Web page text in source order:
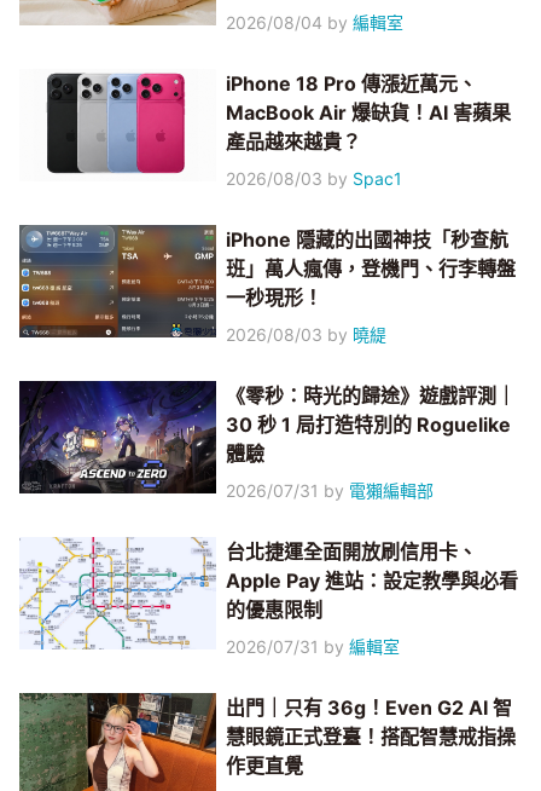
2026/08/04 by編輯室
iPhone 18 Pro 傳漲近萬元、
MacBook Air 爆缺貨！AI 害蘋果
產品越來越貴？
2026/08/03 by Spac1
iPhone 隱藏的出國神技「秒查航
班」萬人瘋傳，登機門、行李轉盤
一秒現形！
2026/08/03 by 曉緹
《零秒：時光的歸途》遊戲評測｜
30 秒 1 局打造特別的 Roguelike
體驗
2026/07/31 by 電獺編輯部
台北捷運全面開放刷信用卡、
Apple Pay 進站：設定教學與必看
的優惠限制
2026/07/31 by編輯室
出門｜只有 36g！Even G2 AI 智
慧眼鏡正式登臺！搭配智慧戒指操
作更直覺